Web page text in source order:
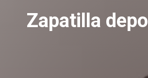
Zapatilla